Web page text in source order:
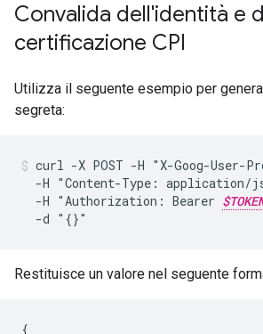
Convalida dell'identità e
certificazione CPI
Utilizza il seguente esempio per
segreta:
curl -X POST -H "X-Goog-User-
-H "Content-Type: application/
-H "Authorization: Bearer
-d "{}"
Restituisce un valore nel seguente
{